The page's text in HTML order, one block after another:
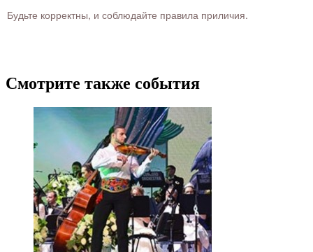
Будьте корректны, и соблюдайте правила приличия.
Смотрите также события